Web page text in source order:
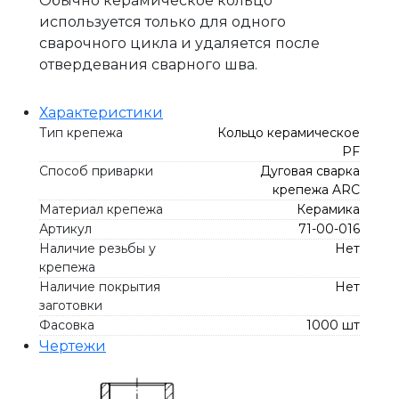
используется только для одного
сварочного цикла и удаляется после
отвердевания сварного шва.
Характеристики
Тип крепежа
Кольцо керамическое
PF
Способ приварки
Дуговая сварка
крепежа ARC
Материал крепежа
Керамика
Артикул
71-00-016
Наличие резьбы у
крепежа
Нет
Наличие покрытия
заготовки
Нет
Фасовка 1000 шт
Чертежи